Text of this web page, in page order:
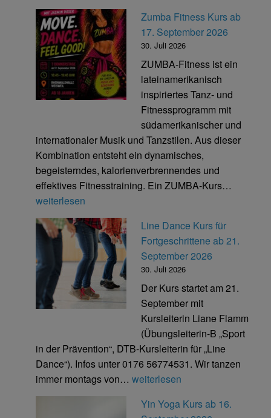
15.
September
Zumba Fitness Kurs ab
17. September 2026
30. Juli 2026
ZUMBA-Fitness ist ein
lateinamerikanisch
inspiriertes Tanz- und
Fitnessprogramm mit
südamerikanischer und
internationaler Musik und Tanzstilen. Aus dieser
Kombination entsteht ein dynamisches,
begeisterndes, kalorienverbrennendes und
effektives Fitnesstraining. Ein ZUMBA-Kurs…
17.
weiterlesen
Line Dance Kurs für
Fortgeschrittene ab 21.
September 2026
30. Juli 2026
Der Kurs startet am 21.
September mit
Kursleiterin Liane Flamm
(Übungsleiterin-B „Sport
in der Prävention“, DTB-Kursleiterin für „Line
Dance“). Infos unter 0176 56774531. Wir tanzen
immer montags von… Line
Kurs
weiterlesen
Yin Yoga Kurs ab 16.